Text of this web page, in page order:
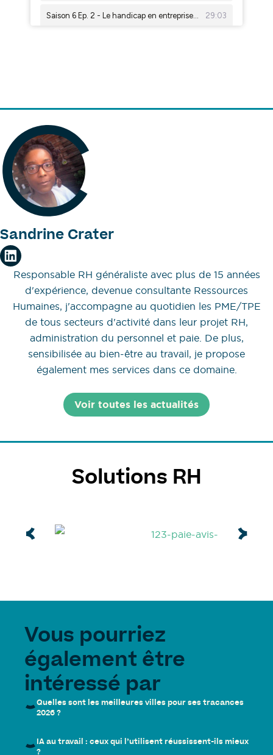
Sandrine Crater
Responsable RH généraliste avec plus de 15 années
d'expérience, devenue consultante Ressources
Humaines, j'accompagne au quotidien les PME/TPE
de tous secteurs d'activité dans leur projet RH,
administration du personnel et paie. De plus,
sensibilisée au bien-être au travail, je propose
également mes services dans ce domaine.
Voir toutes les actualités
Solutions RH
Vous pourriez
également être
intéressé par
Quelles sont les meilleures villes pour ses tracances
2026 ?
IA au travail : ceux qui l’utilisent réussissent-ils mieux
?